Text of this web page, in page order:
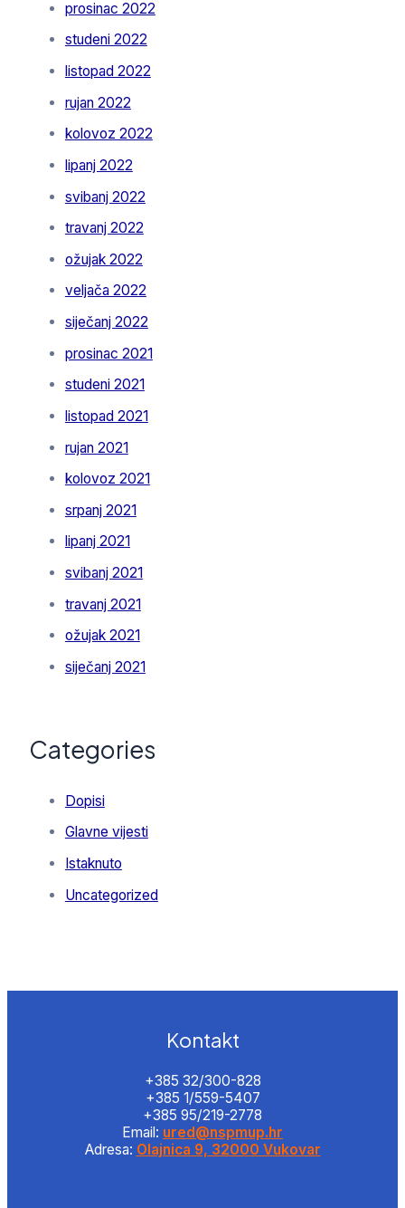
prosinac 2022
studeni 2022
listopad 2022
rujan 2022
kolovoz 2022
lipanj 2022
svibanj 2022
travanj 2022
ožujak 2022
veljača 2022
siječanj 2022
prosinac 2021
studeni 2021
listopad 2021
rujan 2021
kolovoz 2021
srpanj 2021
lipanj 2021
svibanj 2021
travanj 2021
ožujak 2021
siječanj 2021
Categories
Dopisi
Glavne vijesti
Istaknuto
Uncategorized
Kontakt
+385 32/300-828
+385 1/559-5407
+385 95/219-2778
Email: ured@nspmup.hr
Adresa: Olajnica 9, 32000 Vukovar